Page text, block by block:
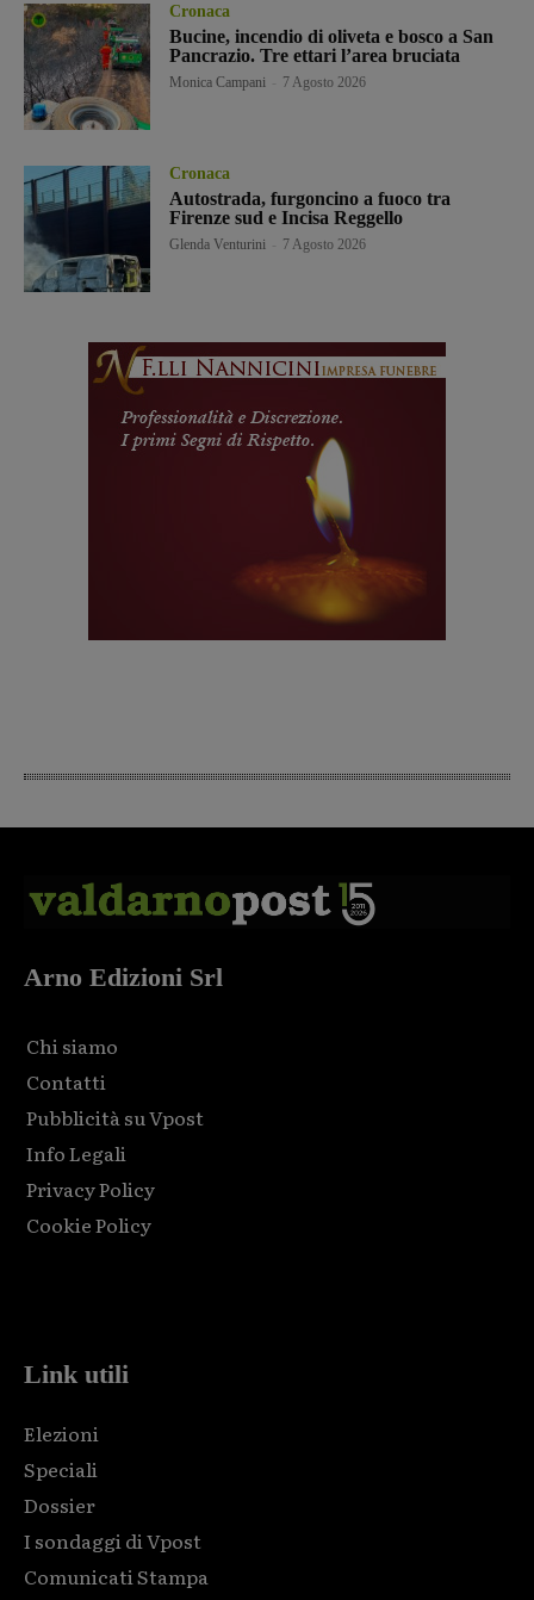
Cronaca
Bucine, incendio di oliveta e bosco a San
Pancrazio. Tre ettari l’area bruciata
Monica Campani 7 Agosto 2026
Cronaca
Autostrada, furgoncino a fuoco tra
Firenze sud e Incisa Reggello
Glenda Venturini 7 Agosto 2026
Arno Edizioni Srl
Chi siamo
Contatti
Pubblicità su Vpost
Info Legali
Privacy Policy
Cookie Policy
Link utili
Elezioni
Speciali
Dossier
I sondaggi di Vpost
Comunicati Stampa